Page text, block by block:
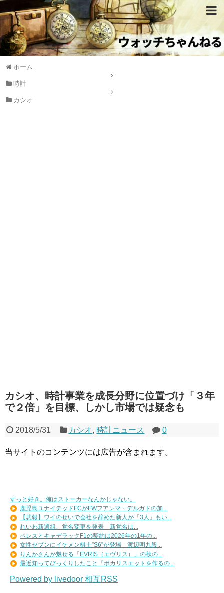
ホーム
時計
カシオ
カシオ、時計事業を成長分野に位置づけ「３年
で２倍」を目標、しかし市場では疑念も
2018/5/31 カシオ, 時計ニュース 0
当サイトのコンテンツには広告が含まれます。
ずっと好き。俺はストーカーなんかじゃない。
鹿児島ユナイテッドFCがFWフアンマ・デルガドの加...
【悲報】ワイのせいで会社を辞めた新人が「3人」もい...
れいわ新選組、党名変更を発表 新党名は...
ペレスとキャデラックF1の契約は2026年の1年の...
女性セブンにイケメン棋士”S6”が登場 渡辺明九段...
りんかさんが魅せる「EVRIS（エヴリス）」の秋の...
最近知ってびっくりしたこと『ポカリスエットを作るの...
Powered by livedoor 相互RSS